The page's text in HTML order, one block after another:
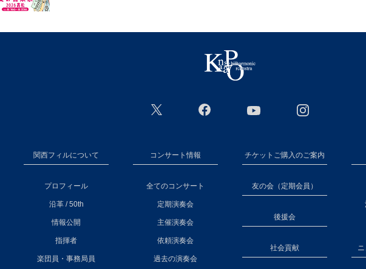
関西フィルについて
プロフィール
沿革 / 50th
情報公開
指揮者
楽団員・事務局員
コンサート情報
全てのコンサート
定期演奏会
主催演奏会
依頼演奏会
過去の演奏会
チケットご購入のご案内
友の会（定期会員）
後援会
社会貢献